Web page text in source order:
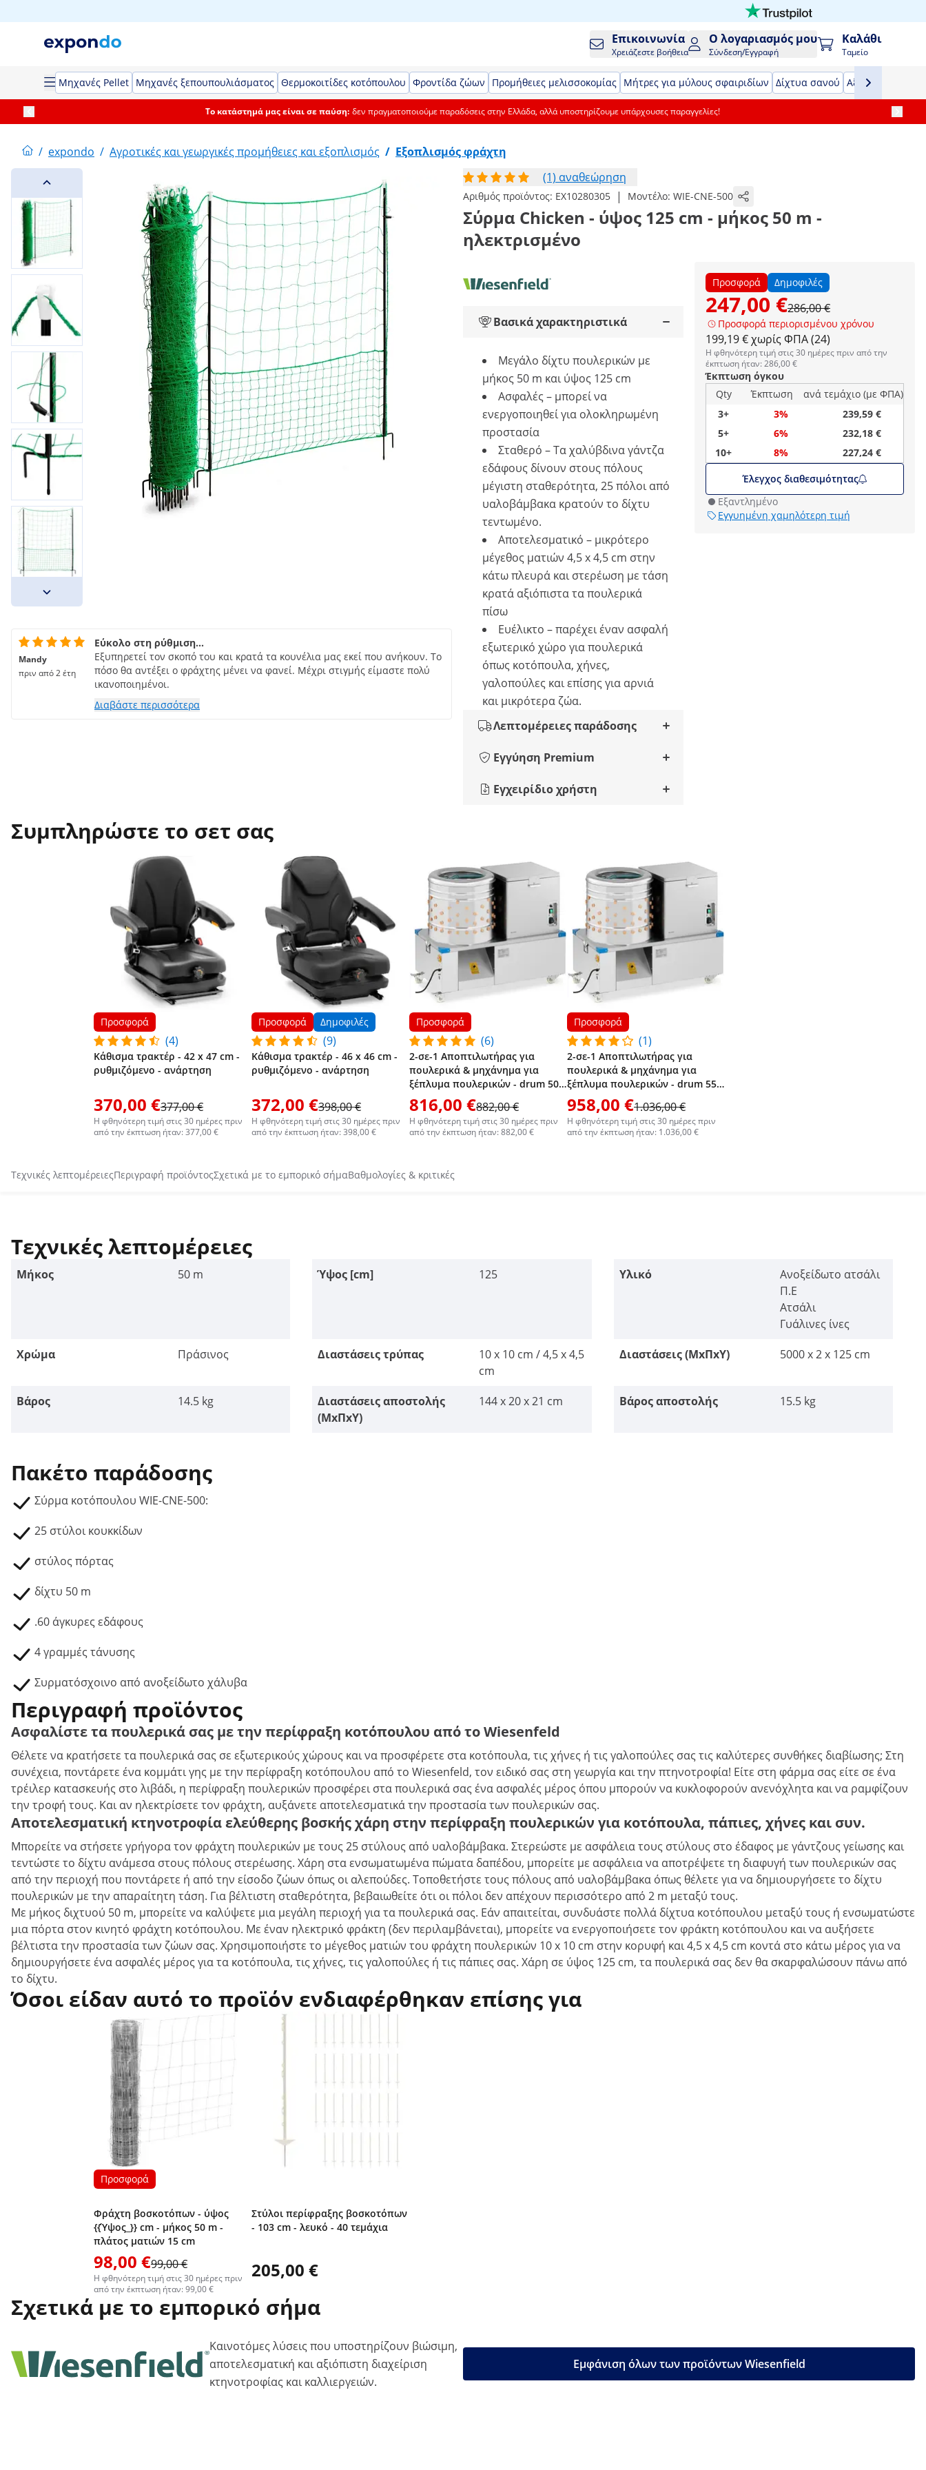
Επικοινωνία
Χρειάζεστε βοήθεια
Ο λογαριασμός μου
Σύνδεση/Εγγραφή
Καλάθι
Ταμείο
Μηχανές Pellet Μηχανές ξεπουπουλιάσματος Θερμοκοιτίδες κοτόπουλου Φροντίδα ζώων Προμήθειες μελισσοκομίας Μήτρες για μύλους σφαιριδίων Δίχτυα σανού Αξεσουάρ
Το κατάστημά μας είναι σε παύση: δεν πραγματοποιούμε παραδόσεις στην Ελλάδα, αλλά υποστηρίζουμε υπάρχουσες παραγγελίες!
/ expondo / Αγροτικές και γεωργικές προμήθειες και εξοπλισμός / Εξοπλισμός φράχτη
(1) αναθεώρηση
Αριθμός προϊόντος: EX10280305 | Μοντέλο: WIE-CNE-500
Σύρμα Chicken - ύψος 125 cm - μήκος 50 m -
ηλεκτρισμένο
Προσφορά Δημοφιλές
247,00 €286,00 €
Προσφορά περιορισμένου χρόνου
199,19 € χωρίς ΦΠΑ (24)
Η φθηνότερη τιμή στις 30 ημέρες πριν από την
έκπτωση ήταν: 286,00 €
Έκπτωση όγκου
Qty
Έκπτωση
ανά τεμάχιο (με ΦΠΑ)
3+
3%
239,59 €
5+
6%
232,18 €
10+
8%
227,24 €
Έλεγχος διαθεσιμότητας
Εξαντλημένο
Εγγυημένη χαμηλότερη τιμή
Βασικά χαρακτηριστικά
Μεγάλο δίχτυ πουλερικών με
μήκος 50 m και ύψος 125 cm
Ασφαλές – μπορεί να
ενεργοποιηθεί για ολοκληρωμένη
προστασία
Σταθερό – Τα χαλύβδινα γάντζα
εδάφους δίνουν στους πόλους
μέγιστη σταθερότητα, 25 πόλοι από
υαλοβάμβακα κρατούν το δίχτυ
τεντωμένο.
Αποτελεσματικό – μικρότερο
μέγεθος ματιών 4,5 x 4,5 cm στην
κάτω πλευρά και στερέωση με τάση
κρατά αξιόπιστα τα πουλερικά
πίσω
Ευέλικτο – παρέχει έναν ασφαλή
εξωτερικό χώρο για πουλερικά
όπως κοτόπουλα, χήνες,
γαλοπούλες και επίσης για αρνιά
και μικρότερα ζώα.
Λεπτομέρειες παράδοσης
Εγγύηση Premium
Εγχειρίδιο χρήστη
Mandy
πριν από 2 έτη
Εύκολο στη ρύθμιση...
Εξυπηρετεί τον σκοπό του και κρατά τα κουνέλια μας εκεί που ανήκουν. Το
πόσο θα αντέξει ο φράχτης μένει να φανεί. Μέχρι στιγμής είμαστε πολύ
ικανοποιημένοι.
Διαβάστε περισσότερα
Συμπληρώστε το σετ σας
Προσφορά
(4)
Κάθισμα τρακτέρ - 42 x 47 cm -
ρυθμιζόμενο - ανάρτηση
370,00 €377,00 €
Η φθηνότερη τιμή στις 30 ημέρες πριν
από την έκπτωση ήταν: 377,00 €
Προσφορά Δημοφιλές
(9)
Κάθισμα τρακτέρ - 46 x 46 cm -
ρυθμιζόμενο - ανάρτηση
372,00 €398,00 €
Η φθηνότερη τιμή στις 30 ημέρες πριν
από την έκπτωση ήταν: 398,00 €
Προσφορά
(6)
2-σε-1 Αποπτιλωτήρας για
πουλερικά & μηχάνημα για
ξέπλυμα πουλερικών - drum 50
cm - 2 - 3 κοτόπουλα ανά λεπτό
816,00 €882,00 €
Η φθηνότερη τιμή στις 30 ημέρες πριν
από την έκπτωση ήταν: 882,00 €
Προσφορά
(1)
2-σε-1 Αποπτιλωτήρας για
πουλερικά & μηχάνημα για
ξέπλυμα πουλερικών - drum 55
cm - 3 - 4 κοτόπουλα ανά λεπτό
958,00 €1.036,00 €
Η φθηνότερη τιμή στις 30 ημέρες πριν
από την έκπτωση ήταν: 1.036,00 €
Τεχνικές λεπτομέρειεςΠεριγραφή προϊόντοςΣχετικά με το εμπορικό σήμαΒαθμολογίες & κριτικές
Τεχνικές λεπτομέρειες
Μήκος 50 m Ύψος [cm] 125 Υλικό
Ανοξείδωτο ατσάλι
Π.Ε
Ατσάλι
Γυάλινες ίνες
Χρώμα
Πράσινος Διαστάσεις τρύπας
10 x 10 cm / 4,5 x 4,5
cm
Διαστάσεις (ΜxΠxΥ) 5000 x 2 x 125 cm
Βάρος 14.5 kg
Διαστάσεις αποστολής
(ΜxΠxΥ)
144 x 20 x 21 cm Βάρος αποστολής 15.5 kg
Πακέτο παράδοσης
Σύρμα κοτόπουλου WIE-CNE-500:
25 στύλοι κουκκίδων
στύλος πόρτας
δίχτυ 50 m
.60 άγκυρες εδάφους
4 γραμμές τάνυσης
Συρματόσχοινο από ανοξείδωτο χάλυβα
Περιγραφή προϊόντος
Ασφαλίστε τα πουλερικά σας με την περίφραξη κοτόπουλου από το Wiesenfeld
Θέλετε να κρατήσετε τα πουλερικά σας σε εξωτερικούς χώρους και να προσφέρετε στα κοτόπουλα, τις χήνες ή τις γαλοπούλες σας τις καλύτερες συνθήκες διαβίωσης; Στη
συνέχεια, ποντάρετε ένα κομμάτι γης με την περίφραξη κοτόπουλου από το Wiesenfeld, τον ειδικό σας στη γεωργία και την πτηνοτροφία! Είτε στη φάρμα σας είτε σε ένα
τρέιλερ κατασκευής στο λιβάδι, η περίφραξη πουλερικών προσφέρει στα πουλερικά σας ένα ασφαλές μέρος όπου μπορούν να κυκλοφορούν ανενόχλητα και να ραμφίζουν
την τροφή τους. Και αν ηλεκτρίσετε τον φράχτη, αυξάνετε αποτελεσματικά την προστασία των πουλερικών σας.
Αποτελεσματική κτηνοτροφία ελεύθερης βοσκής χάρη στην περίφραξη πουλερικών για κοτόπουλα, πάπιες, χήνες και συν.
Μπορείτε να στήσετε γρήγορα τον φράχτη πουλερικών με τους 25 στύλους από υαλοβάμβακα. Στερεώστε με ασφάλεια τους στύλους στο έδαφος με γάντζους γείωσης και
τεντώστε το δίχτυ ανάμεσα στους πόλους στερέωσης. Χάρη στα ενσωματωμένα πώματα δαπέδου, μπορείτε με ασφάλεια να αποτρέψετε τη διαφυγή των πουλερικών σας
από την περιοχή που ποντάρετε ή από την είσοδο ζώων όπως οι αλεπούδες. Τοποθετήστε τους πόλους από υαλοβάμβακα όπως θέλετε για να δημιουργήσετε το δίχτυ
πουλερικών με την απαραίτητη τάση. Για βέλτιστη σταθερότητα, βεβαιωθείτε ότι οι πόλοι δεν απέχουν περισσότερο από 2 m μεταξύ τους.
Με μήκος διχτυού 50 m, μπορείτε να καλύψετε μια μεγάλη περιοχή για τα πουλερικά σας. Εάν απαιτείται, συνδυάστε πολλά δίχτυα κοτόπουλου μεταξύ τους ή ενσωματώστε
μια πόρτα στον κινητό φράχτη κοτόπουλου. Με έναν ηλεκτρικό φράκτη (δεν περιλαμβάνεται), μπορείτε να ενεργοποιήσετε τον φράκτη κοτόπουλου και να αυξήσετε
βέλτιστα την προστασία των ζώων σας. Χρησιμοποιήστε το μέγεθος ματιών του φράχτη πουλερικών 10 x 10 cm στην κορυφή και 4,5 x 4,5 cm κοντά στο κάτω μέρος για να
δημιουργήσετε ένα ασφαλές μέρος για τα κοτόπουλα, τις χήνες, τις γαλοπούλες ή τις πάπιες σας. Χάρη σε ύψος 125 cm, τα πουλερικά σας δεν θα σκαρφαλώσουν πάνω από
το δίχτυ.
Όσοι είδαν αυτό το προϊόν ενδιαφέρθηκαν επίσης για
Προσφορά
Φράχτη βοσκοτόπων - ύψος
{{Ύψος_}} cm - μήκος 50 m -
πλάτος ματιών 15 cm
98,00 €99,00 €
Η φθηνότερη τιμή στις 30 ημέρες πριν
από την έκπτωση ήταν: 99,00 €
Στύλοι περίφραξης βοσκοτόπων
- 103 cm - λευκό - 40 τεμάχια
205,00 €
Σχετικά με το εμπορικό σήμα
Καινοτόμες λύσεις που υποστηρίζουν βιώσιμη,
αποτελεσματική και αξιόπιστη διαχείριση
κτηνοτροφίας και καλλιεργειών.
Εμφάνιση όλων των προϊόντων Wiesenfield